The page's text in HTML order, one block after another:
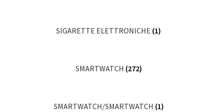
SIGARETTE ELETTRONICHE (1)
SMARTWATCH (272)
SMARTWATCH/SMARTWATCH (1)